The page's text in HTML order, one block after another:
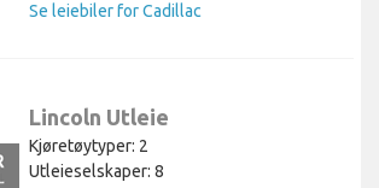
Se leiebiler for Cadillac
Lincoln Utleie
Kjøretøytyper: 2
Utleieselskaper: 8